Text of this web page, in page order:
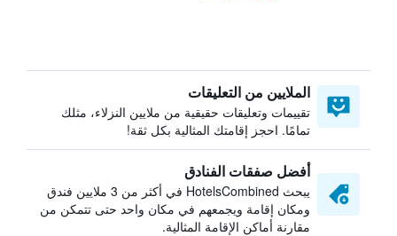
الملايين من التعليقات
تقييمات وتعليقات حقيقية من ملايين النزلاء، مثلك
تمامًا. احجز إقامتك المثالية بكل ثقة!
أفضل صفقات الفنادق
يبحث HotelsCombined في أكثر من 3 ملايين فندق
ومكان إقامة ويجمعهم في مكان واحد حتى تتمكن من
مقارنة أماكن الإقامة المثالية.